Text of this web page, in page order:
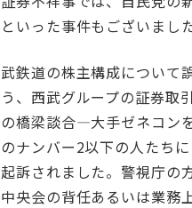
いった事件もございました
鉄道の株主構成について
、西武グループの証券取
橋梁談合―大手ゼネコン
ナンバー2以下の人たち
訴されました。警視庁の
央会の背任あるいは業務